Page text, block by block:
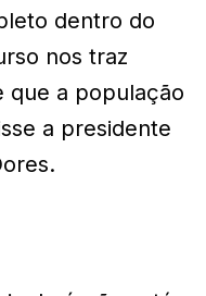
dentro do
nos traz
que a população
a presidente